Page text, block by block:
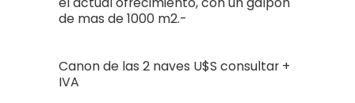
de mas de 1000 m2.-
Canon de las 2 naves U$S consultar +
IVA